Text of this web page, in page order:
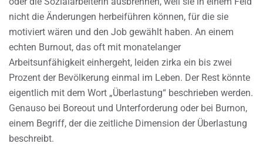
nicht die Änderungen herbeiführen können, für die sie
motiviert wären und den Job gewählt haben. An einem
echten Burnout, das oft mit monatelanger
Arbeitsunfähigkeit einhergeht, leiden zirka ein bis zwei
Prozent der Bevölkerung einmal im Leben. Der Rest könnte
eigentlich mit dem Wort „Überlastung“ beschrieben werden.
Genauso bei Boreout und Unterforderung oder bei Burnon,
einem Begriff, der die zeitliche Dimension der Überlastung
beschreibt.